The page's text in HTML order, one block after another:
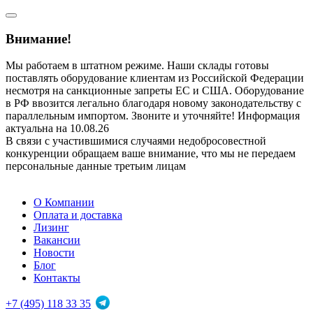
Внимание!
Мы работаем в штатном режиме. Наши склады готовы
поставлять оборудование клиентам из Российской Федерации
несмотря на санкционные запреты ЕС и США. Оборудование
в РФ ввозится легально благодаря новому законодательству с
параллельным импортом. Звоните и уточняйте! Информация
актуальна на 10.08.26
В связи с участившимися случаями недобросовестной
конкуренции обращаем ваше внимание, что мы не передаем
персональные данные третьим лицам
О Компании
Оплата и доставка
Лизинг
Вакансии
Новости
Блог
Контакты
+7 (495) 118 33 35